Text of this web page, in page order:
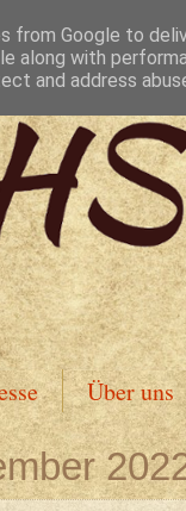
Über uns
from Google to
along with
and address